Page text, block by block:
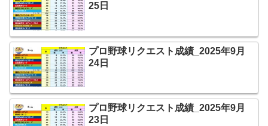
25日
プロ野球リクエスト成績_2025年9月
24日
プロ野球リクエスト成績_2025年9月
23日